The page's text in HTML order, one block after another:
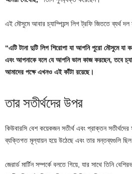
এই মৌসুমে আবার চ্যাম্পিয়ন্স লিগ ট্রফি জিততে ব্যর্থ দল
“এটি টানা দুটি লিগ শিরোপা যা আপনি পুরো মৌসুমে যা
এবং আপনাকে বলে যে আপনি ভাল কাজ করছেন, তবে
আমাদের পক্ষে এখনও এই কাঁটা রয়েছে।
তার সতীর্থদের উপর
কিউবারসি বেশ কয়েকজন সতীর্থ এবং প্রাক্তন
ব্যক্তিগত মূল্যায়ন হয়ে উঠেছে এবং তার মন্তব্যগুলি
জেরার্ড মার্টিন সম্পর্কে বলতে গিয়ে, যার সাথে তিনি